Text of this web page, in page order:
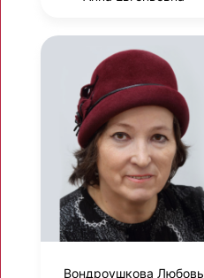
Вондроушкова Любовь